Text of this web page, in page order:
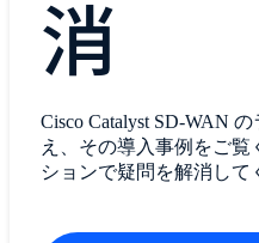
消
Cisco Catalyst SD-WAN
え、その導入事例をご
ションで疑問を解消して